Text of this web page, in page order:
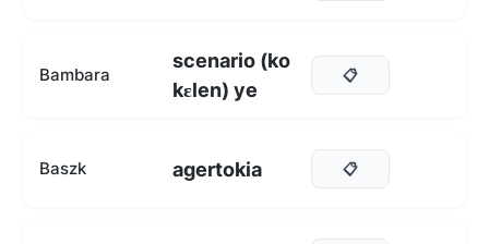
Bambara
scenario (ko
kɛlen) ye
📋
Baszk agertokia 📋